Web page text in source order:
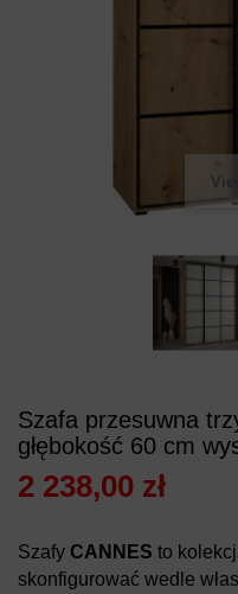
Szafa przesuwna
głębokość 60 cm
2 238,00 zł
Szafy CANNES to
skonfigurować wedle